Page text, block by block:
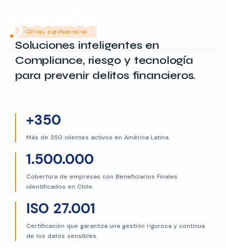
Cifras destacadas
Soluciones inteligentes en
Compliance, riesgo y tecnología
para prevenir delitos financieros.
+350
Más de 350 clientes activos en América Latina.
1.500.000
Cobertura de empresas con Beneficiarios Finales
identificados en Chile.
ISO 27.001
Certificación que garantiza una gestión rigurosa y continua
de los datos sensibles.